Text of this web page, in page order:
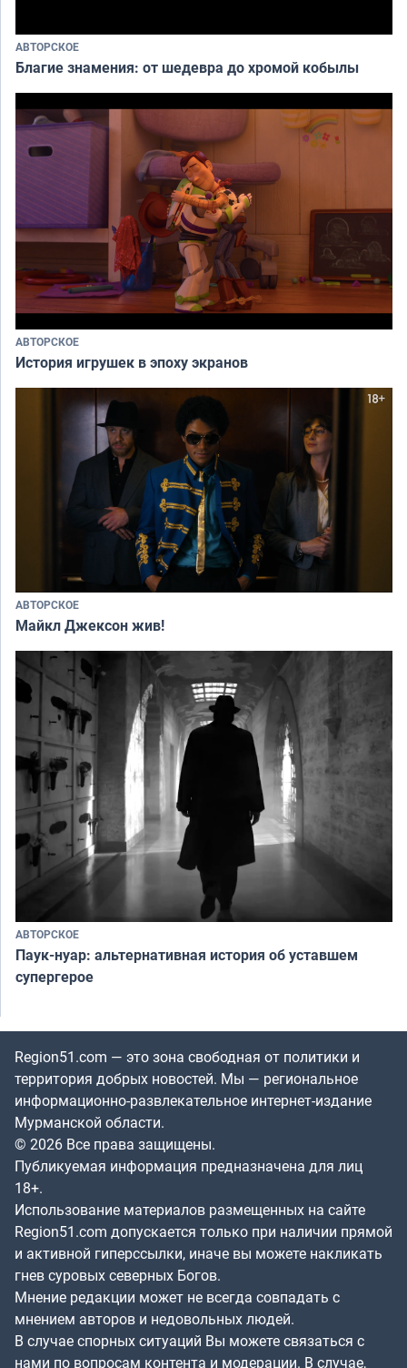
АВТОРСКОЕ
Благие знамения: от шедевра до хромой кобылы
АВТОРСКОЕ
История игрушек в эпоху экранов
АВТОРСКОЕ
Майкл Джексон жив!
АВТОРСКОЕ
Паук-нуар: альтернативная история об уставшем
супергерое
Region51.com — это зона свободная от политики и
территория добрых новостей. Мы — региональное
информационно-развлекательное интернет-издание
Мурманской области.
© 2026 Все права защищены.
Публикуемая информация предназначена для лиц
18+.
Использование материалов размещенных на сайте
Region51.com допускается только при наличии прямой
и активной гиперссылки, иначе вы можете накликать
гнев суровых северных Богов.
Мнение редакции может не всегда совпадать с
мнением авторов и недовольных людей.
В случае спорных ситуаций Вы можете связаться с
нами по вопросам контента и модерации. В случае,